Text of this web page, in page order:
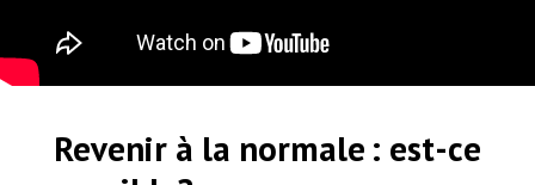
Revenir à la normale : est-ce